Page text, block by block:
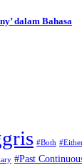
dalam Bahasa
#Both
#Past